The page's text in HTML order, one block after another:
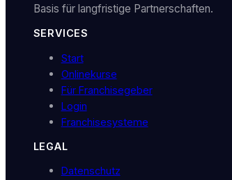
Basis für langfristige Partnerschaften.
SERVICES
Start
Onlinekurse
Für Franchisegeber
Login
Franchisesysteme
LEGAL
Datenschutz